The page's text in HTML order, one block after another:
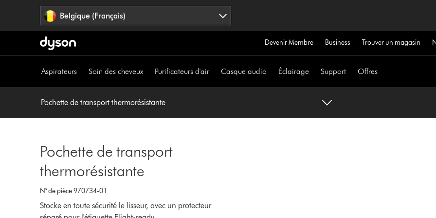
Belgique (Français)
Devenir Membre Business Trouver un magasin
Aspirateurs Soin des cheveux Purificateurs d'air Casque audio Éclairage Support Offres
Pochette de transport thermorésistante
Pochette de transport
thermorésistante
N° de pièce 970734-01
Stocke en toute sécurité le lisseur, avec un protecteur